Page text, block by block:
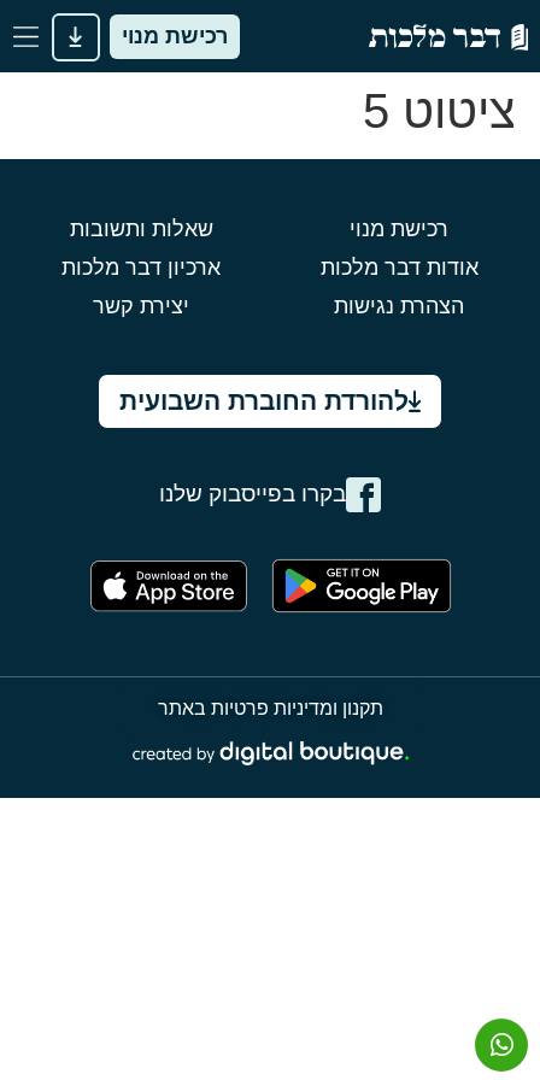
רכישת מנוי
ציטוט 5
רכישת מנוי
שאלות ותשובות
אודות דבר מלכות
ארכיון דבר מלכות
הצהרת נגישות
יצירת קשר
להורדת החוברת השבועית
בקרו בפייסבוק שלנו
תקנון ומדיניות פרטיות באתר